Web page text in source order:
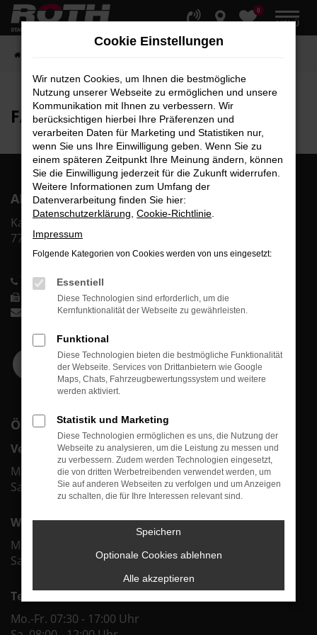
Zum
Hauptinhalt
0
MENÜ
FAHRZEUG-SHOWROOM
AR Auto Roth GmbH
Karl-Bold-Str. 2
77855 Achern
Telefon: 0 78 41-60 00-0
Telefax: 0 78 41-60 00-40
info@auto-roth.de
ÖFFNUNGSZEITEN
Verkauf
Mo.-Fr. 09:00 - 18:00 Uhr
Sa. 09:00 - 12:00 Uhr
Werkstatt & Service
Mo.-Fr. 07:30 - 18:00 Uhr
Sa. 08:00 - 12:00 Uhr
Teiledienst
Mo.-Fr. 07:30 - 17:00 Uhr
Cookie Einstellungen
Wir nutzen Cookies, um Ihnen die bestmögliche
Nutzung unserer Webseite zu ermöglichen und unsere
Kommunikation mit Ihnen zu verbessern. Wir
berücksichtigen hierbei Ihre Präferenzen und
verarbeiten Daten für Marketing und Statistiken nur,
wenn Sie uns Ihre Einwilligung geben. Wenn Sie zu
einem späteren Zeitpunkt Ihre Meinung ändern, können
Sie die Einwilligung jederzeit für die Zukunft widerrufen.
Weitere Informationen zum Umfang der
Datenverarbeitung finden Sie hier:
Datenschutzerklärung Cookie-Richtlinie
Impressum
Folgende Kategorien von Cookies werden von uns eingesetzt:
Essentiell
Diese Technologien sind erforderlich, um die
Kernfunktionalität der Webseite zu gewährleisten.
Funktional
Diese Technologien bieten die bestmögliche Funktionalität
der Webseite. Services von Drittanbietern wie Google
Maps, Chats, Fahrzeugbewertungssystem und weitere
werden aktiviert.
Statistik und Marketing
Diese Technologien ermöglichen es uns, die Nutzung der
Webseite zu analysieren, um die Leistung zu messen und
zu verbessern. Zudem werden Technologien eingesetzt,
die von dritten Werbetreibenden verwendet werden, um
Sie auf anderen Webseiten zu verfolgen und um Anzeigen
zu schalten, die für Ihre Interessen relevant sind.
Speichern
Optionale Cookies ablehnen
Alle akzeptieren